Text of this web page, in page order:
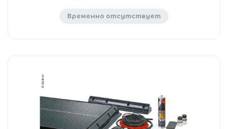
Временно отсутствует